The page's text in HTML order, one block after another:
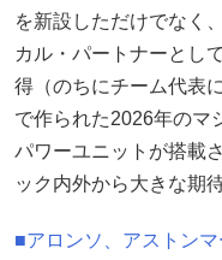
を新設しただけでなく
カル・パートナーとし
得（のちにチーム代表
で作られた2026年のマ
パワーユニットが搭載
ック内外から大きな期
■アロンソ、アストン